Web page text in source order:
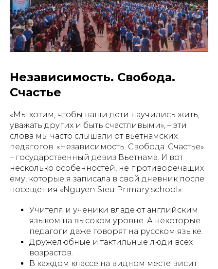
Независимость. Свобода.
Счастье
«Мы хотим, чтобы наши дети научились жить,
уважать других и быть счастливыми», – эти
слова мы часто слышали от вьетнамских
педагогов. «Независимость. Свобода. Счастье»
– государственный девиз Вьетнама. И вот
несколько особенностей, не противоречащих
ему, которые я записала в свой дневник после
посещения «Nguyen Sieu Primary school»:
Учителя и ученики владеют английским
языком на высоком уровне. А некоторые
педагоги даже говорят на русском языке.
Дружелюбные и тактильные люди всех
возрастов.
В каждом классе на видном месте висит